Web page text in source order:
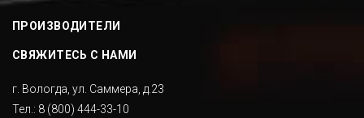
ПРОИЗВОДИТЕЛИ
СВЯЖИТЕСЬ С НАМИ
г. Вологда, ул. Саммера, д.23
Тел.: 8 (800) 444-33-10